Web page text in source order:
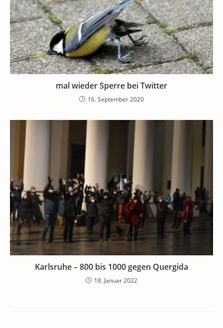
mal wieder Sperre bei Twitter
16. September 2020
Karlsruhe – 800 bis 1000 gegen Quergida
18. Januar 2022